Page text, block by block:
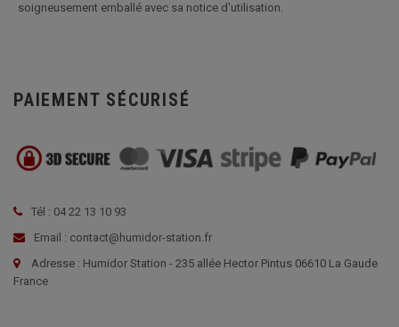
soigneusement emballé avec sa notice d'utilisation.
PAIEMENT SÉCURISÉ
Tél : 04 22 13 10 93
Email : contact@humidor-station.fr
Adresse : Humidor Station - 235 allée Hector Pintus 06610 La Gaude
France